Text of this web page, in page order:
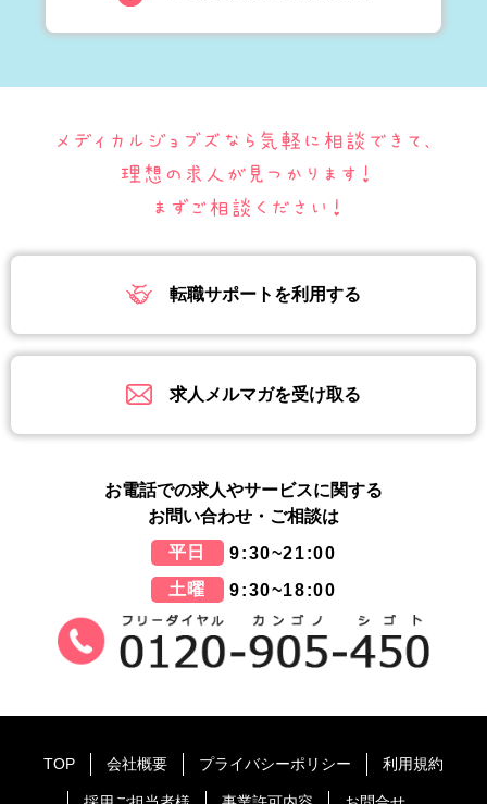
転職サポートを利用する
求人メルマガを受け取る
お電話での求人やサービスに関する
お問い合わせ・ご相談は
平日
9:30~21:00
土曜
9:30~18:00
TOP 会社概要 プライバシーポリシー 利用規約